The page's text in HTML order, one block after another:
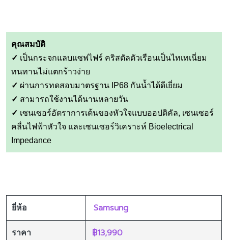
คุณสมบัติ
✓ เป็นกระจกแลบแซฟไฟร์ คริสตัลตัวเรือนเป็นไทเทเนี่ยม
ทนทานไม่แตกร้าวง่าย
✓ ผ่านการทดสอบมาตรฐาน IP68 กันน้ำได้ดีเยี่ยม
✓ สามารถใช้งานได้นานหลายวัน
✓ เซนเซอร์อัตราการเต้นของหัวใจแบบออปติคัล, เซนเซอร์
คลื่นไฟฟ้าหัวใจ และเซนเซอร์วิเคราะห์ Bioelectrical
Impedance
ยี่ห้อ Samsung
ราคา ฿13,990